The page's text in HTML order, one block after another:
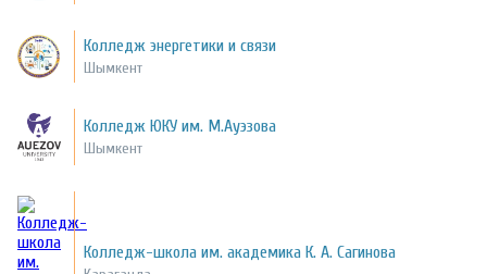
Колледж энергетики и связи
Шымкент
Колледж ЮКУ им. М.Ауэзова
Шымкент
Колледж-школа им. академика К. А. Сагинова